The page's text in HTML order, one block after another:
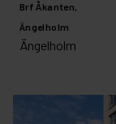
Brf Åkanten,
Ängelholm
Ängelholm